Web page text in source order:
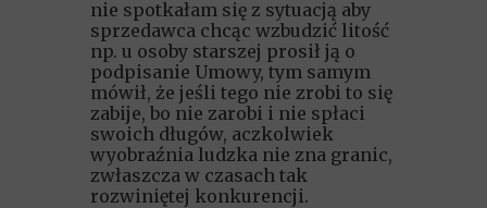
nie spotkałam się z sytuacją aby
sprzedawca chcąc wzbudzić litość
np. u osoby starszej prosił ją o
podpisanie Umowy, tym samym
mówił, że jeśli tego nie zrobi to się
zabije, bo nie zarobi i nie spłaci
swoich długów, aczkolwiek
wyobraźnia ludzka nie zna granic,
zwłaszcza w czasach tak
rozwiniętej konkurencji.